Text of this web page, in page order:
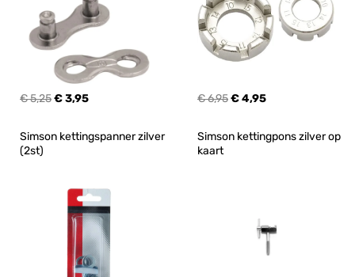
€ 5,25€ 3,95 € 6,95€ 4,95
Simson kettingspanner zilver
(2st)
Simson kettingpons zilver op
kaart